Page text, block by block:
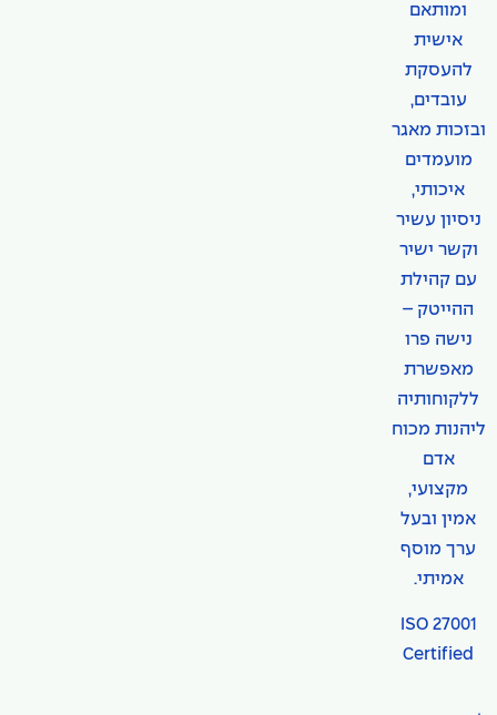
ומותאם
אישית
להעסקת
עובדים,
ובזכות מאגר
מועמדים
איכותי,
ניסיון עשיר
וקשר ישיר
עם קהילת
ההייטק –
נישה פרו
מאפשרת
ללקוחותיה
ליהנות מכוח
אדם
מקצועי,
אמין ובעל
ערך מוסף
אמיתי.
ISO 27001
Certified